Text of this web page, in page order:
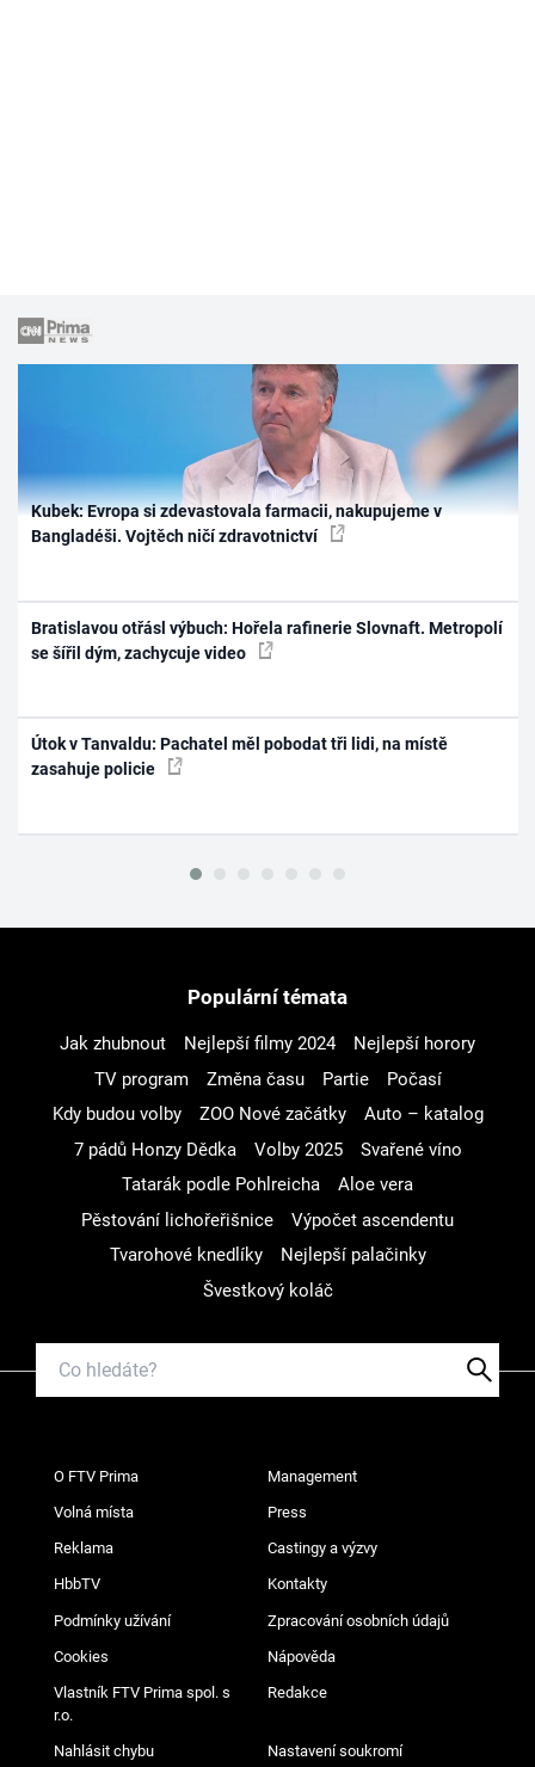
Kubek: Evropa si zdevastovala farmacii, nakupujeme v
Bangladéši. Vojtěch ničí zdravotnictví
Bratislavou otřásl výbuch: Hořela rafinerie Slovnaft. Metropolí
se šířil dým, zachycuje video
Útok v Tanvaldu: Pachatel měl pobodat tři lidi, na místě
zasahuje policie
Populární témata
Jak zhubnout Nejlepší filmy 2024
Nejlepší horory
TV program
Změna času Partie
Počasí
Kdy budou volby
ZOO Nové začátky
Auto – katalog
7 pádů Honzy Dědka
Volby 2025
Svařené víno
Tatarák podle Pohlreicha
Aloe vera
Pěstování lichořeřišnice
Výpočet ascendentu
Tvarohové knedlíky
Nejlepší palačinky
Švestkový koláč
O FTV Prima Management
Volná místa Press
Reklama Castingy a výzvy
HbbTV Kontakty
Podmínky užívání Zpracování osobních údajů
Cookies Nápověda
Vlastník FTV Prima spol. s
r.o.
Redakce
Nahlásit chybu Nastavení soukromí